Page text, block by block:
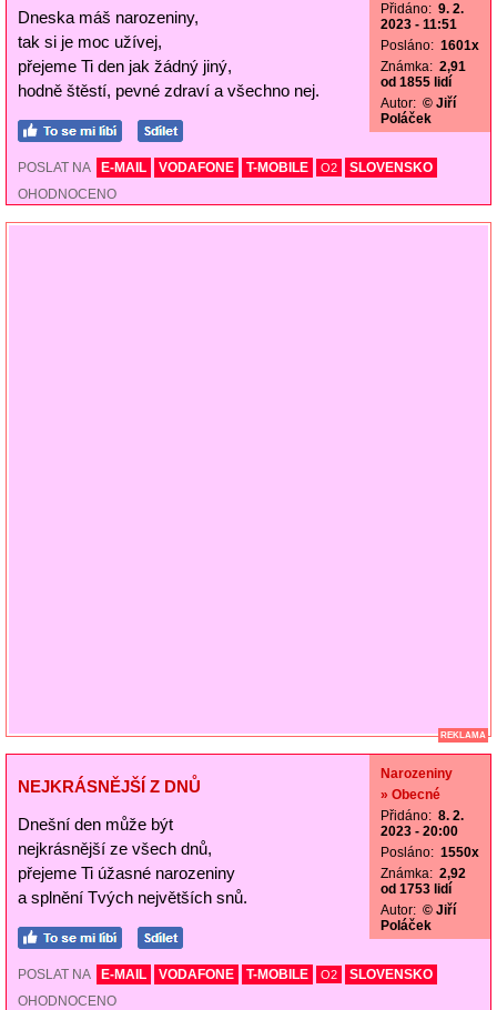
Dneska máš narozeniny,
tak si je moc užívej,
přejeme Ti den jak žádný jiný,
hodně štěstí, pevné zdraví a všechno nej.
Přidáno: 9. 2.
2023 - 11:51
Posláno: 1601x
Známka: 2,91
od 1855 lidí
Autor: © Jiří
Poláček
POSLAT NA E-MAIL VODAFONE T-MOBILE O2
SLOVENSKO
OHODNOCENO
REKLAMA
NEJKRÁSNĚJŠÍ Z DNŮ
Dnešní den může být
nejkrásnější ze všech dnů,
přejeme Ti úžasné narozeniny
a splnění Tvých největších snů.
Narozeniny
» Obecné
Přidáno: 8. 2.
2023 - 20:00
Posláno: 1550x
Známka: 2,92
od 1753 lidí
Autor: © Jiří
Poláček
POSLAT NA E-MAIL VODAFONE T-MOBILE O2
SLOVENSKO
OHODNOCENO